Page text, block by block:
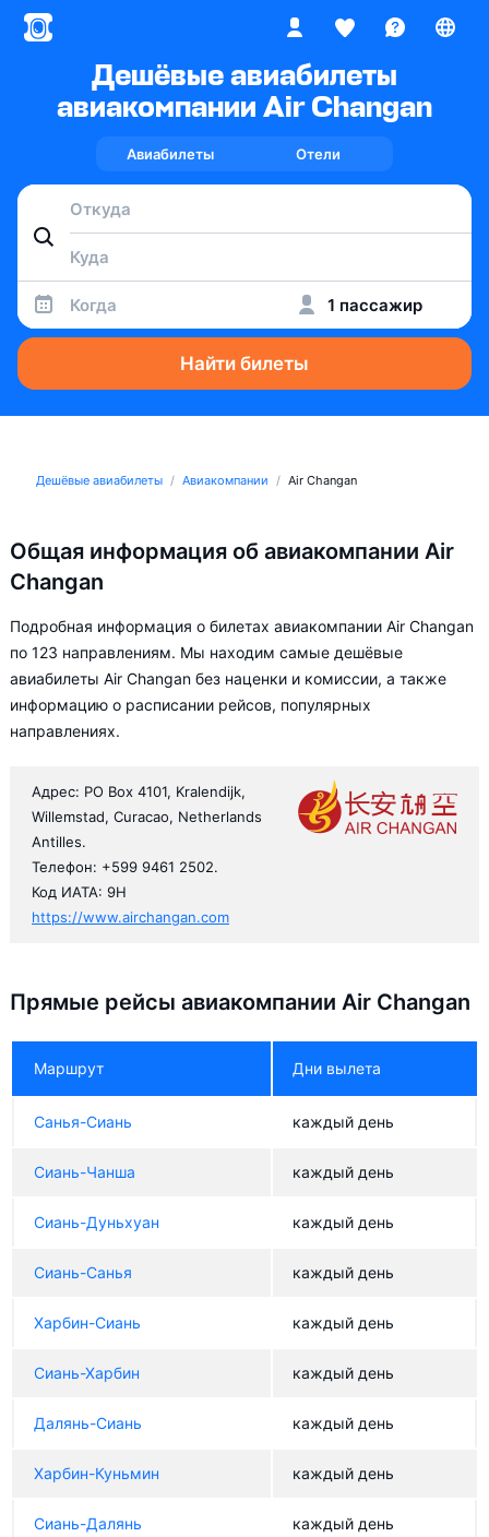
Дешёвые авиабилеты
авиакомпании Air Changan
Авиабилеты Отели
Когда 1 пассажир
Найти билеты
Дешёвые авиабилеты Авиакомпании Air Changan
Общая информация об авиакомпании Air
Changan
Подробная информация о билетах авиакомпании Air Changan
по 123 направлениям. Мы находим самые дешёвые
авиабилеты Air Changan без наценки и комиссии, а также
информацию о расписании рейсов, популярных
направлениях.
Адрес: PO Box 4101, Kralendijk,
Willemstad, Curacao, Netherlands
Antilles.
Телефон: +599 9461 2502.
Код ИАТА: 9H
https://www.airchangan.com
Прямые рейсы авиакомпании Air Changan
Маршрут Дни вылета
Санья-Сиань каждый день
Сиань-Чанша каждый день
Сиань-Дуньхуан каждый день
Сиань-Санья каждый день
Харбин-Сиань каждый день
Сиань-Харбин каждый день
Далянь-Сиань каждый день
Харбин-Куньмин каждый день
Сиань-Далянь каждый день